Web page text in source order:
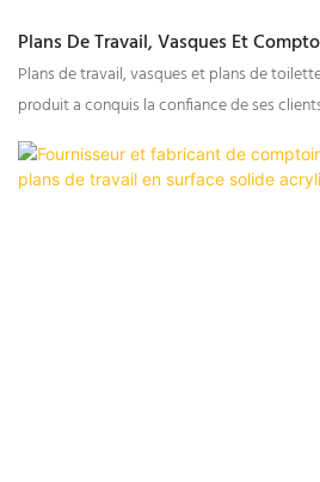
Plans De Travail, Vasques Et
100 % De Haute Qualité, Prix
Plans de travail, vasques et plans de
produit a conquis la confiance de ses
développeront encore davantage dans un